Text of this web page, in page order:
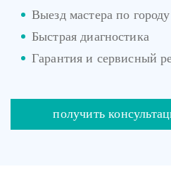
Выезд мастера по
Быстрая диагностика
Гарантия и сервисный
получить